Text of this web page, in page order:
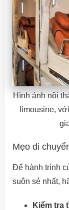
Hình ảnh nội
limousine,
Mẹo di
Để hành trình
suôn sẻ nhất,
Kiểm tra